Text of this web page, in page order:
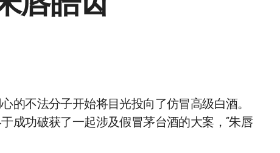
的不法分子开始将目光投向了仿冒高级白酒。
成功破获了一起涉及假冒茅台酒的大案，“朱唇